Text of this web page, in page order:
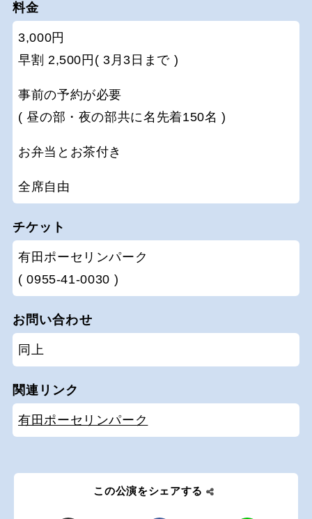
料金
3,000円
早割 2,500円( 3月3日まで )
事前の予約が必要
( 昼の部・夜の部共に名先着150名 )
お弁当とお茶付き
全席自由
チケット
有田ポーセリンパーク
( 0955-41-0030 )
お問い合わせ
同上
関連リンク
有田ポーセリンパーク
この公演をシェアする